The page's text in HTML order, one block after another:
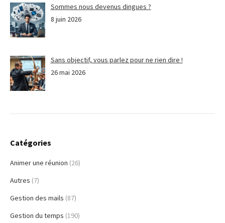
Sommes nous devenus dingues ?
8 juin 2026
Sans objectif, vous parlez pour ne rien dire !
26 mai 2026
Catégories
Animer une réunion (26)
Autres (7)
Gestion des mails (87)
Gestion du temps (190)